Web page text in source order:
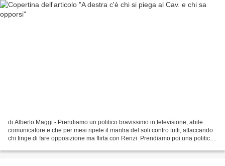
di Alberto Maggi - Prendiamo un politico bravissimo in televisione, abile
comunicatore e che per mesi ripete il mantra del soli contro tutti, attaccando
chi finge di fare opposizione ma flirta con Renzi. Prendiamo poi una politica,